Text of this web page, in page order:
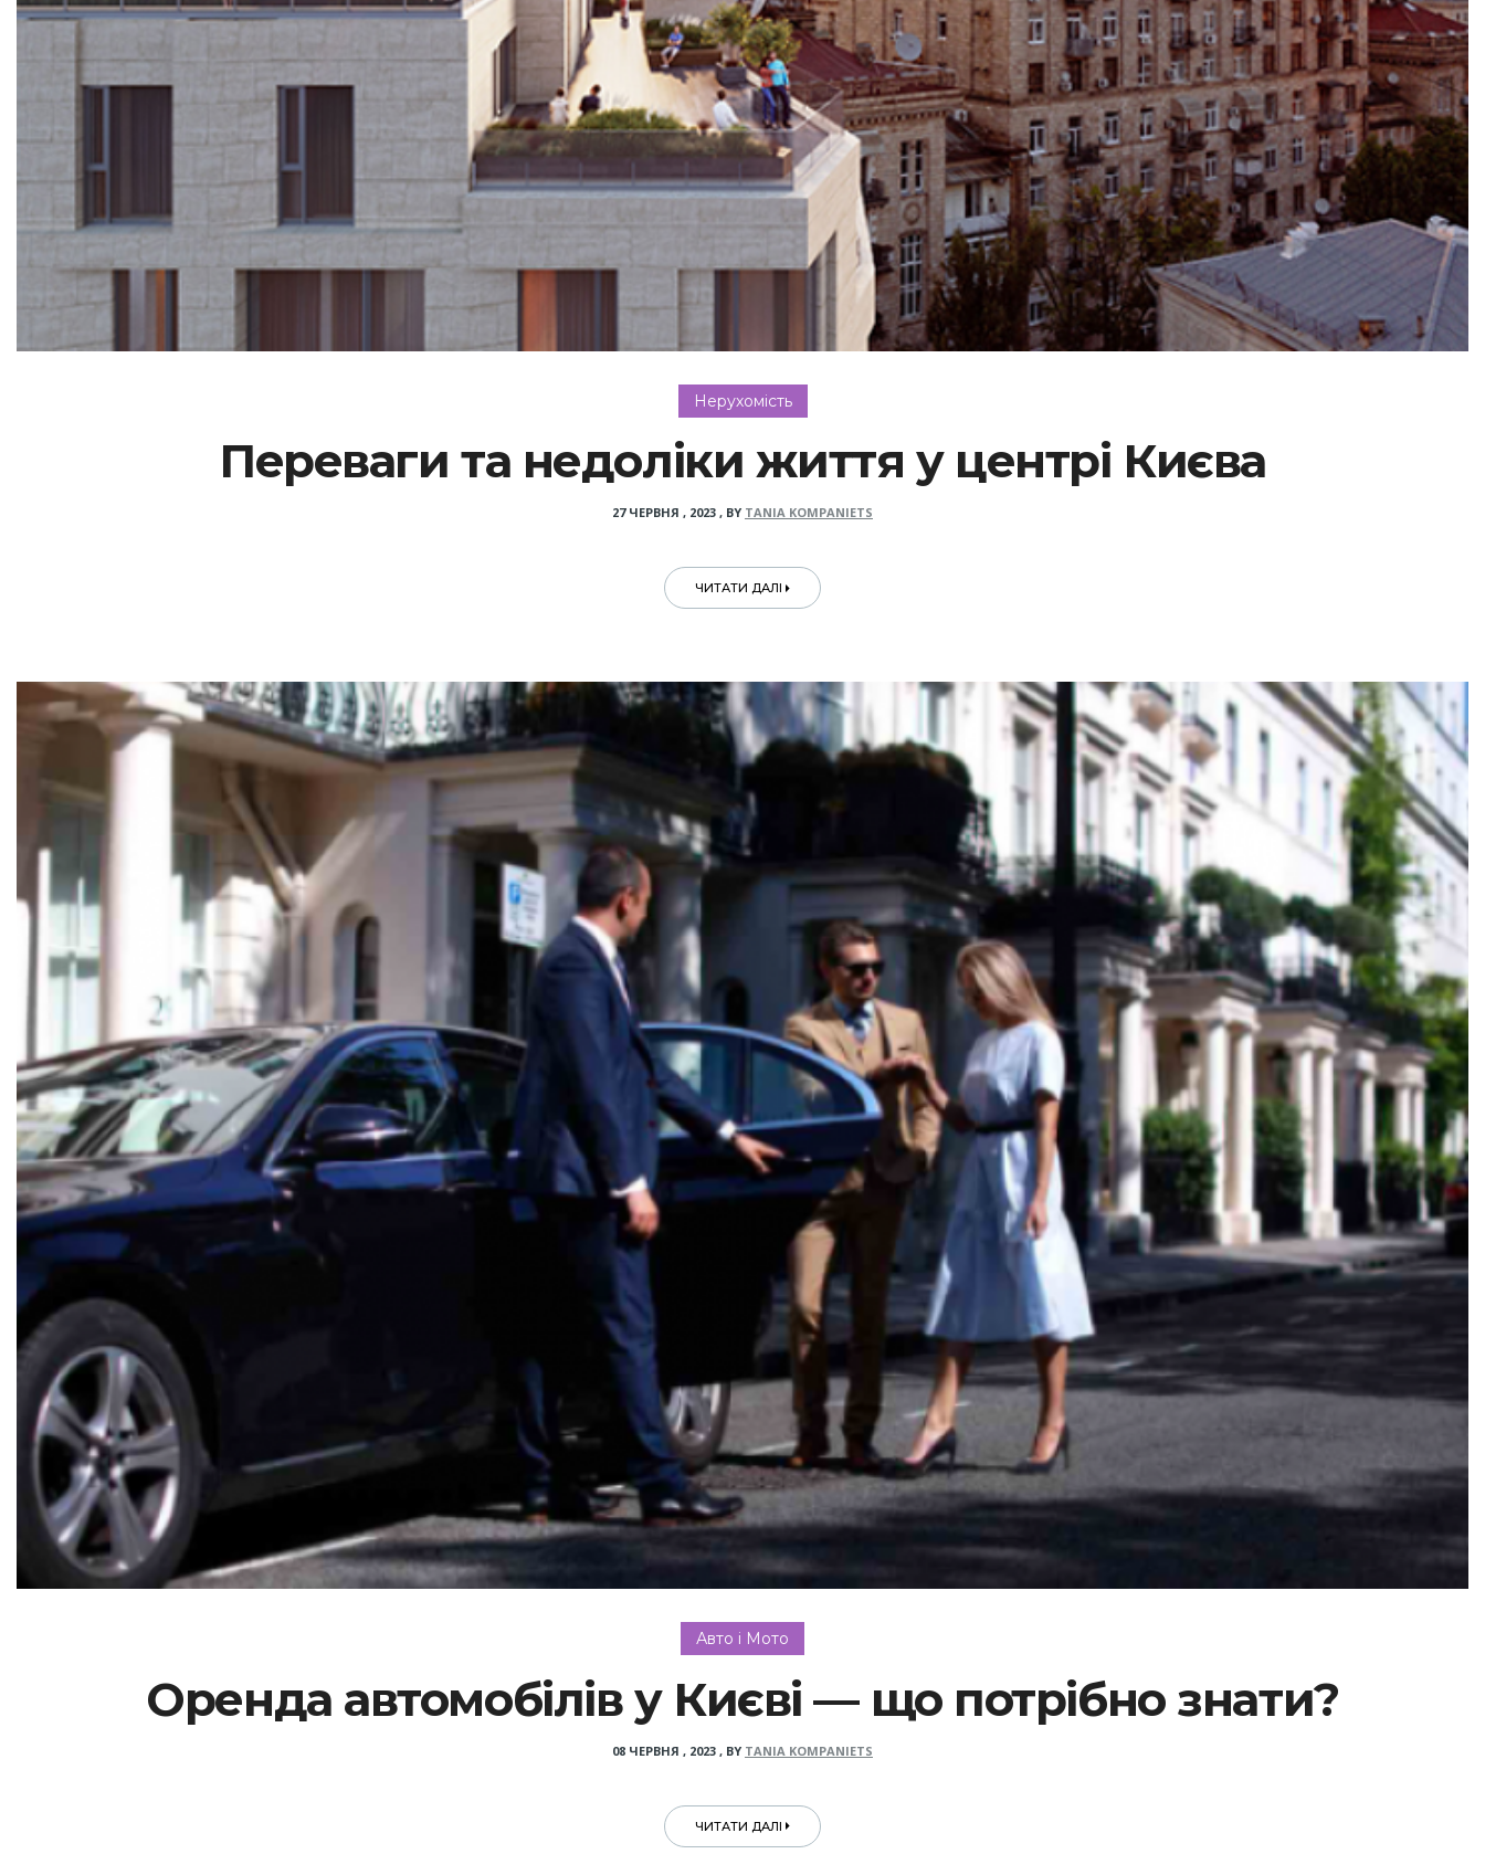
Нерухомість
Переваги та недоліки життя у центрі Києва
27 ЧЕРВНЯ , 2023 , BY TANIA KOMPANIETS
ЧИТАТИ ДАЛІ
Авто і Мото
Оренда автомобілів у Києві — що потрібно знати?
08 ЧЕРВНЯ , 2023 , BY TANIA KOMPANIETS
ЧИТАТИ ДАЛІ